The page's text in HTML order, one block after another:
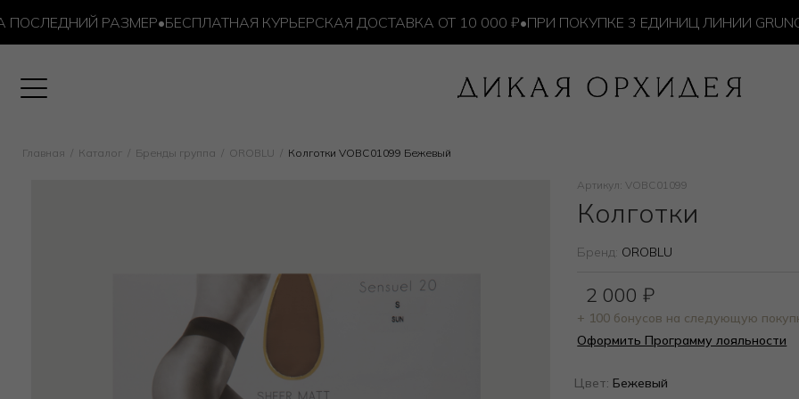
РАЗМЕР•БЕСПЛАТНАЯ КУРЬЕРСКАЯ ДОСТАВКА ОТ 10 000 ₽•ПРИ ПОКУПКЕ 3 ЕДИНИЦ ЛИНИИ
Главная Каталог Бренды группа OROBLU Колготки VOBC01099 Бежевый
Артикул: VOBC01099
Колготки
Бренд: OROBLU
2 000₽
+ 100 бонусов на следующую
Оформить Программу лояльности
Цвет: Бежевый